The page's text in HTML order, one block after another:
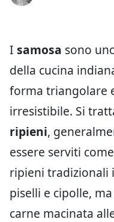
I samosa sono
della cucina
forma triangolare
irresistibile. Si
ripieni,
essere serviti
ripieni tradizionali
piselli e cipolle,
carne macinata